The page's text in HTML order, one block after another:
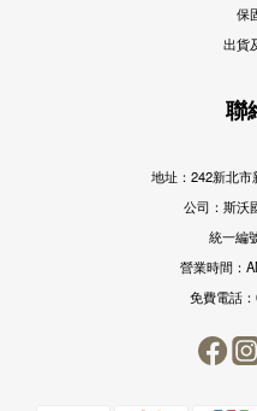
保
出貨
聯
地址：242新北
公司：斯沃
統一編
營業時間：
免費電話